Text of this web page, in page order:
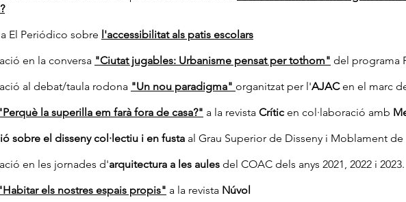
El Periódico sobre l'accessibilitat als patis escolars
en la conversa "Ciutat jugables: Urbanisme pensat per tothom" del programa
al debat/taula rodona "Un nou paradigma" organitzat per l'AJACen el marc
la superilla em farà fora de casa?" a la revista Crític en col·laboració amb
sobre el disseny col·lectiu i en fusta al Grau Superior de Disseny i Moblament de
en les jornades d'arquitectura a les aules del COAC dels anys 2021, 2022 i 2023.
els nostres espais propis" a la revista Núvol